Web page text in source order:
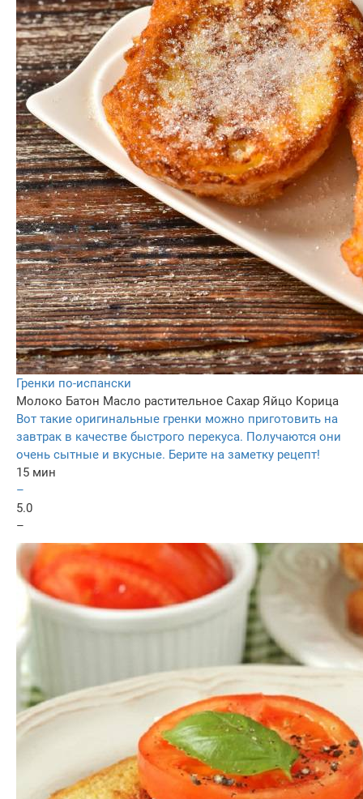
Гренки по-испански
Молоко Батон Масло растительное Сахар Яйцо Корица
Вот такие оригинальные гренки можно приготовить на
завтрак в качестве быстрого перекуса. Получаются они
очень сытные и вкусные. Берите на заметку рецепт!
15 мин
–
5.0
–